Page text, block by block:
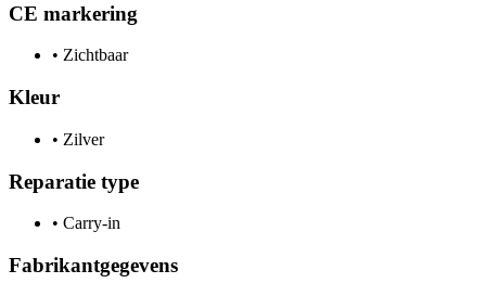
CE markering
• Zichtbaar
Kleur
• Zilver
Reparatie type
• Carry-in
Fabrikantgegevens